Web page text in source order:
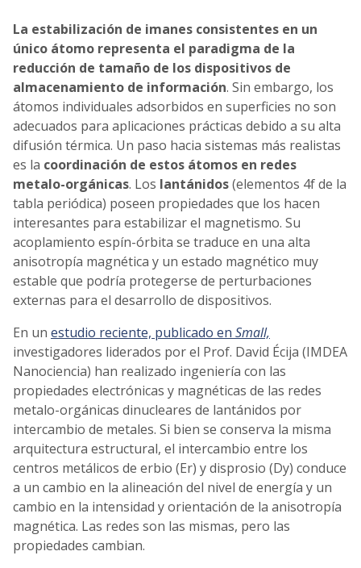
La estabilización de imanes consistentes en un
único átomo representa el paradigma de la
reducción de tamaño de los dispositivos de
almacenamiento de información. Sin embargo, los
átomos individuales adsorbidos en superficies no son
adecuados para aplicaciones prácticas debido a su alta
difusión térmica. Un paso hacia sistemas más realistas
es la coordinación de estos átomos en redes
metalo-orgánicas. Los lantánidos(elementos 4f de la
tabla periódica) poseen propiedades que los hacen
interesantes para estabilizar el magnetismo. Su
acoplamiento espín-órbita se traduce en una alta
anisotropía magnética y un estado magnético muy
estable que podría protegerse de perturbaciones
externas para el desarrollo de dispositivos.
En un estudio reciente, publicado en Small,
investigadores liderados por el Prof. David Écija (IMDEA
Nanociencia) han realizado ingeniería con las
propiedades electrónicas y magnéticas de las redes
metalo-orgánicas dinucleares de lantánidos por
intercambio de metales. Si bien se conserva la misma
arquitectura estructural, el intercambio entre los
centros metálicos de erbio (Er) y disprosio (Dy) conduce
a un cambio en la alineación del nivel de energía y un
cambio en la intensidad y orientación de la anisotropía
magnética. Las redes son las mismas, pero las
propiedades cambian.